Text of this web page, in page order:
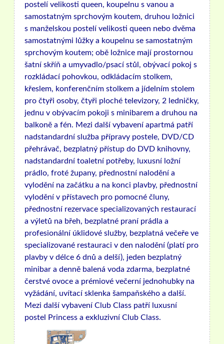
postelí velikosti queen, koupelnu s vanou a
samostatným sprchovým koutem, druhou ložnici
s manželskou postelí velikosti queen nebo dvěma
samostatnými lůžky a koupelnu se samostatným
sprchovým koutem; obě ložnice mají prostornou
šatní skříň a umyvadlo/psací stůl, obývací pokoj s
rozkládací pohovkou, odkládacím stolkem,
křeslem, konferenčním stolkem a jídelním stolem
pro čtyři osoby, čtyři ploché televizory, 2 ledničky,
jednu v obývacím pokoji s minibarem a druhou na
balkoně a fén. Mezi další vybavení apartmá patří
nadstandardní služba přípravy postele, DVD/CD
přehrávač, bezplatný přístup do DVD knihovny,
nadstandardní toaletní potřeby, luxusní ložní
prádlo, froté župany, přednostní nalodění a
vylodění na začátku a na konci plavby, přednostní
vylodění v přístavech pro pomocné čluny,
přednostní rezervace specializovaných restaurací
a výletů na břeh, bezplatné praní prádla a
profesionální úklidové služby, bezplatná večeře ve
specializované restauraci v den nalodění (platí pro
plavby v délce 6 dnů a delší), jeden bezplatný
minibar a denně balená voda zdarma, bezplatné
čerstvé ovoce a prémiové večerní jednohubky na
vyžádání, uvítací sklenka šampaňského a další.
Mezi další vybavení Club Class patří luxusní
postel Princess a exkluzivní Club Class.